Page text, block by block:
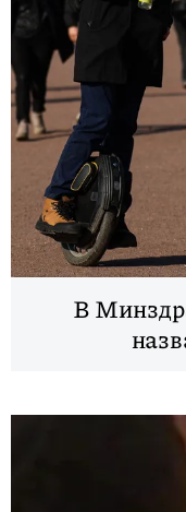
В